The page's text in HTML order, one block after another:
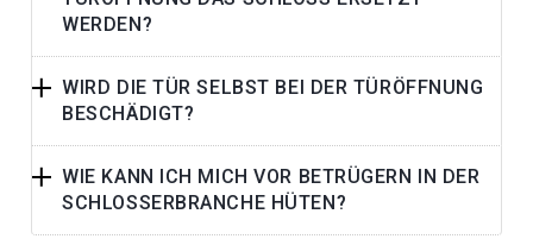
WERDEN?
WIRD DIE TÜR SELBST BEI DER TÜRÖFFNUNG
BESCHÄDIGT?
WIE KANN ICH MICH VOR BETRÜGERN IN DER
SCHLOSSERBRANCHE HÜTEN?